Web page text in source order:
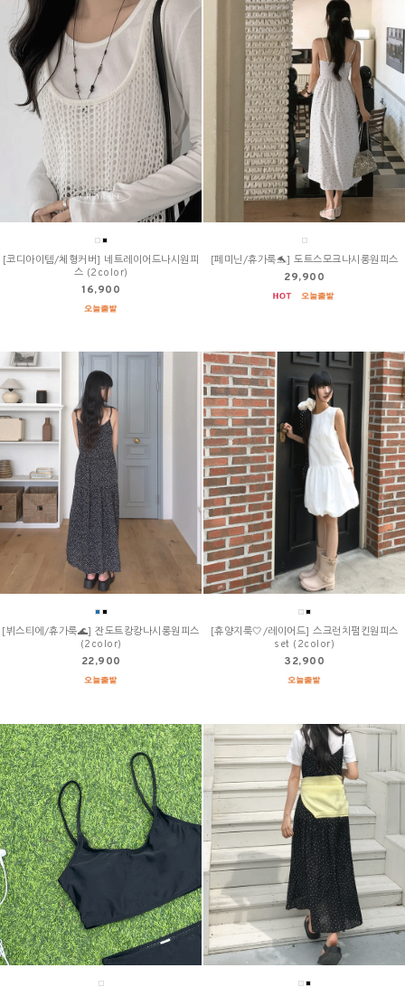
[코디아이템/체형커버] 네트레이어드나시원피
스 (2color)
16,900
[페미닌/휴가룩🐬] 도트스모크나시롱원피스
29,900
[뷔스티에/휴가룩🌊] 잔도트캉캉나시롱원피스
(2color)
22,900
[휴양지룩🤍/레이어드] 스크런치펌킨원피스
set (2color)
32,900